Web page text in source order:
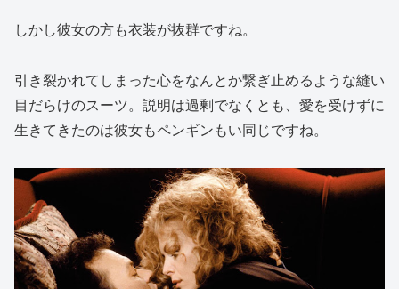
しかし彼女の方も衣装が抜群ですね。
引き裂かれてしまった心をなんとか繋ぎ止めるような縫い
目だらけのスーツ。説明は過剰でなくとも、愛を受けずに
生きてきたのは彼女もペンギンもい同じですね。